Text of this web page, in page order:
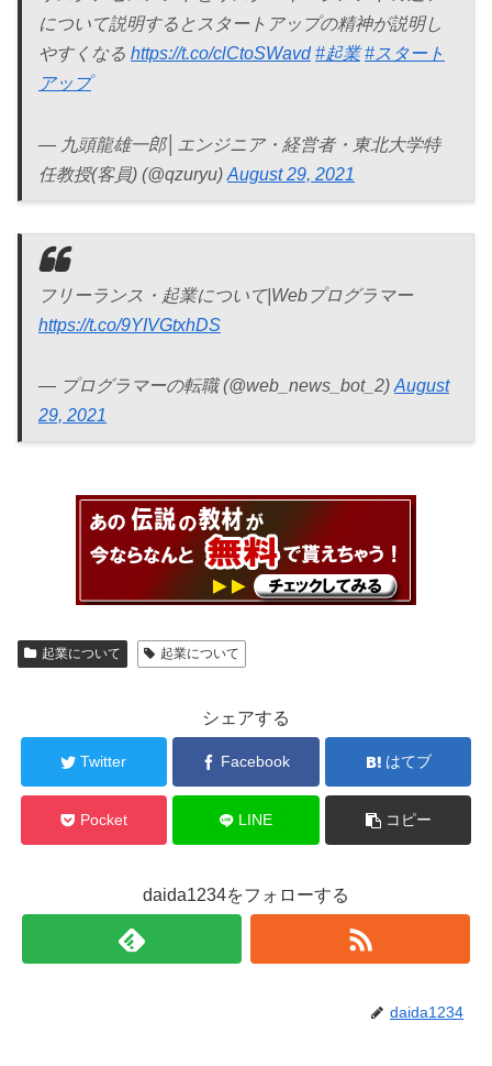
について説明するとスタートアップの精神が説明し
やすくなる https://t.co/clCtoSWavd #起業 #スタート
アップ
— 九頭龍雄一郎│エンジニア・経営者・東北大学特
任教授(客員) (@qzuryu) August 29, 2021
フリーランス・起業について|Webプログラマー
https://t.co/9YIVGtxhDS
— プログラマーの転職 (@web_news_bot_2)August
29, 2021
起業について 起業について
シェアする
Twitter Facebook はてブ
Pocket LINE コピー
daida1234をフォローする
daida1234